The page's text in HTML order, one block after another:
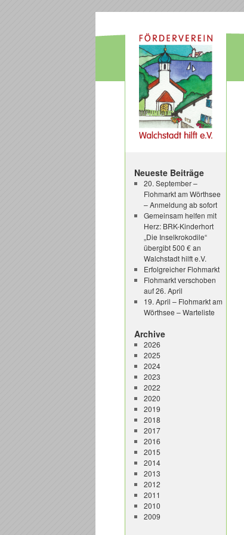
Neueste Beiträge
20. September –
Flohmarkt am Wörthsee
– Anmeldung ab sofort
Gemeinsam helfen mit
Herz: BRK-Kinderhort
„Die Inselkrokodile“
übergibt 500 € an
Walchstadt hilft e.V.
Erfolgreicher Flohmarkt
Flohmarkt verschoben
auf 26. April
19. April – Flohmarkt am
Wörthsee – Warteliste
Archive
2026
2025
2024
2023
2022
2020
2019
2018
2017
2016
2015
2014
2013
2012
2011
2010
2009